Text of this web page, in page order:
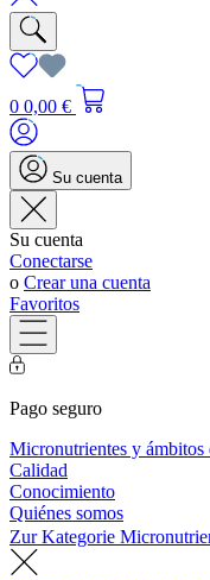
0 0,00 €
Su cuenta
Su cuenta
Conectarse
o Crear una cuenta
Favoritos
Pago seguro
Micronutrientes y ámbitos
Calidad
Conocimiento
Quiénes somos
Zur Kategorie